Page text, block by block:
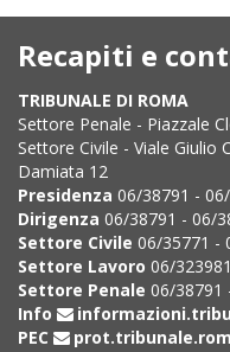
Recapiti e
TRIBUNALE DI ROMA
Settore Penale - Piazzale
Settore Civile - Viale Giulio
Damiata 12
Presidenza 06/38791 -
Dirigenza 06/38791 - 06/
Settore Civile 06/35771 -
Settore Lavoro 06/323981
Settore Penale 06/38791
Info
PEC